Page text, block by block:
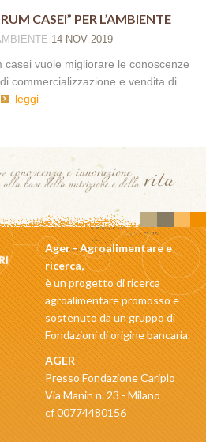
CASEI” PER L’AMBIENTE
14 NOV 2019
casei vuole migliorare le conoscenze
commercializzazione e vendita di
leggi
Ager - Agroalimentare e
ricerca,
è un progetto di ricerca
agroalimentare promosso e
sostenuto da un gruppo di
Fondazioni di origine bancaria.
AGER
Presso Fondazione Cariplo
Via Manin n. 23 - Milano
cf 00774480156